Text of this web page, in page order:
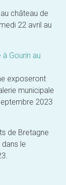
château de
22 avril au
exposeront
municipale
2023
de Bretagne
le